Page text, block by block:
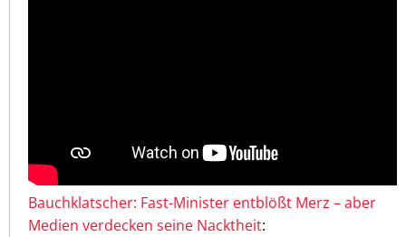
Bauchklatscher: Fast-Minister entblößt Merz – aber
Medien verdecken seine Nacktheit: